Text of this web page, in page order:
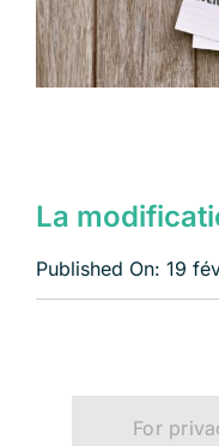
La
Published On: 19
For